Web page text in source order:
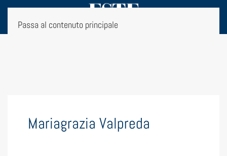
Passa al contenuto principale
Mariagrazia Valpreda